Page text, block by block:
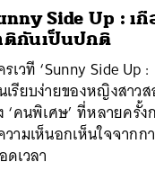
Side Up : เ
กันเป็นปกติ
เวที ‘Sunny Side Up
เรียบง่ายของหญิงสาว
‘คนพิเศษ’ ที่หลายครั้
ามเห็นอกเห็นใจจาก
เวลา